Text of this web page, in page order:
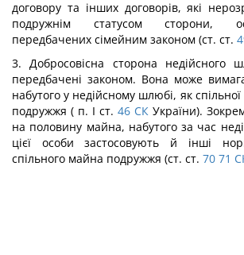
договору та інших договорів, які
подружнім статусом сторони,
передбачених сімейним законом (ст. ст.
3. Добросовісна сторона недійсного
передбачені законом. Вона може
набутого у недійсному шлюбі, як спільної
подружжя ( п. І ст. 46 СК України).
на половину майна, набутого за час
цієї особи застосовують й інші
спільного майна подружжя (ст. ст. 70 71